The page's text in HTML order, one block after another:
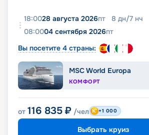
18:0028 августа 2026пт 8 дн/7 нч
08:0004 сентября 2026пт
Вы посетите 4 страны:
MSC World Europa
КОМФОРТ
от 116 835 ₽ /чел +1 000
Выбрать круиз